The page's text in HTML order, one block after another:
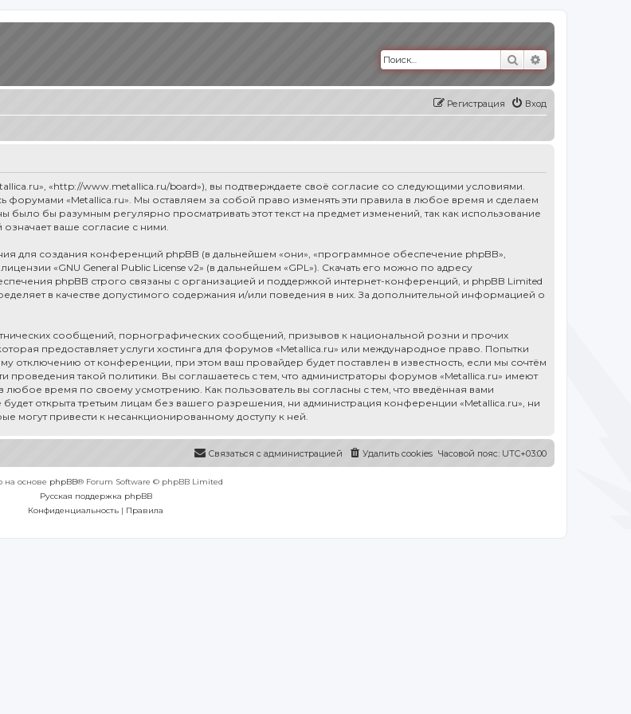
Поиск
Вход
Регистрация
«http://www.metallica.ru/board»), вы подтверждаете своё согласие со следующими условиями.
форумами «Metallica.ru». Мы оставляем за собой право изменять эти правила в любое время и сделаем
бы разумным регулярно просматривать этот текст на предмет изменений, так как использование
ваше согласие с ними.
создания конференций phpBB (в дальнейшем «они», «программное обеспечение phpBB»,
«GNU General Public License v2» (в дальнейшем «GPL»). Скачать его можно по адресу
phpBB строго связаны с организацией и поддержкой интернет-конференций, и phpBB Limited
в качестве допустимого содержания и/или поведения в них. За дополнительной информацией о
сообщений, порнографических сообщений, призывов к национальной розни и прочих
предоставляет услуги хостинга для форумов «Metallica.ru» или международное право. Попытки
отключению от конференции, при этом ваш провайдер будет поставлен в известность, если мы сочтём
такой политики. Вы соглашаетесь с тем, что администраторы форумов «Metallica.ru» имеют
любое время по своему усмотрению. Как пользователь вы согласны с тем, что введённая вами
открыта третьим лицам без вашего разрешения, ни администрация конференции «Metallica.ru», ни
могут привести к несанкционированному доступу к ней.
Часовой пояс: UTC+03:00
Удалить cookies
Связаться с администрацией
на основе phpBB® Forum Software © phpBB Limited
Русская поддержка phpBB
Конфиденциальность | Правила